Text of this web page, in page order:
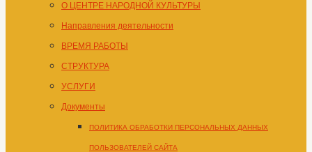
О ЦЕНТРЕ НАРОДНОЙ КУЛЬТУРЫ
Направления деятельности
ВРЕМЯ РАБОТЫ
СТРУКТУРА
УСЛУГИ
Документы
ПОЛИТИКА ОБРАБОТКИ ПЕРСОНАЛЬНЫХ ДАННЫХ
ПОЛЬЗОВАТЕЛЕЙ САЙТА